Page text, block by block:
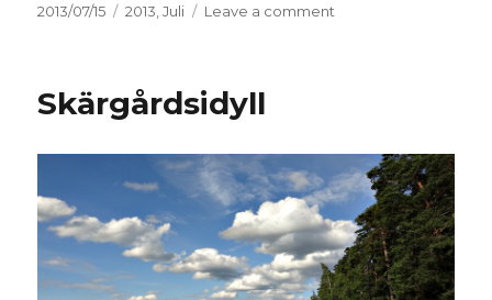
Posted
2013/07/15 Categories
2013 ,Juli Leave a comment
Skärgårdsidyll